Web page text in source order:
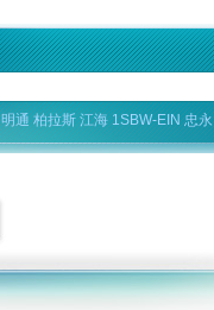
明通 柏拉斯 江海 1SBW-EIN 忠永